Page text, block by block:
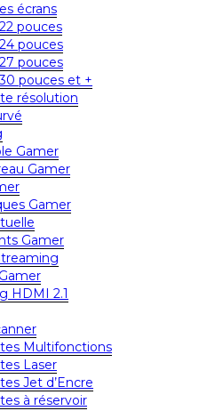
écrans
pouces
pouces
pouces
pouces et +
résolution
Gamer
Gamer
Gamer
Gamer
HDMI 2.1
Multifonctions
Laser
Jet d’Encre
à réservoir